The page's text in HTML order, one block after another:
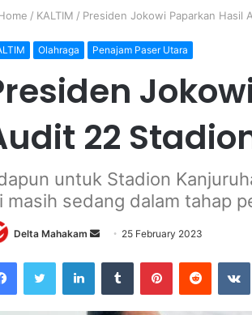
/ KALTIM / Presiden Jokowi Paparkan Hasil
Olahraga Penajam Paser Utara
22
untuk Stadion
masih sedang dalam tahap
Delta Mahakam
d
a
25 February 2023